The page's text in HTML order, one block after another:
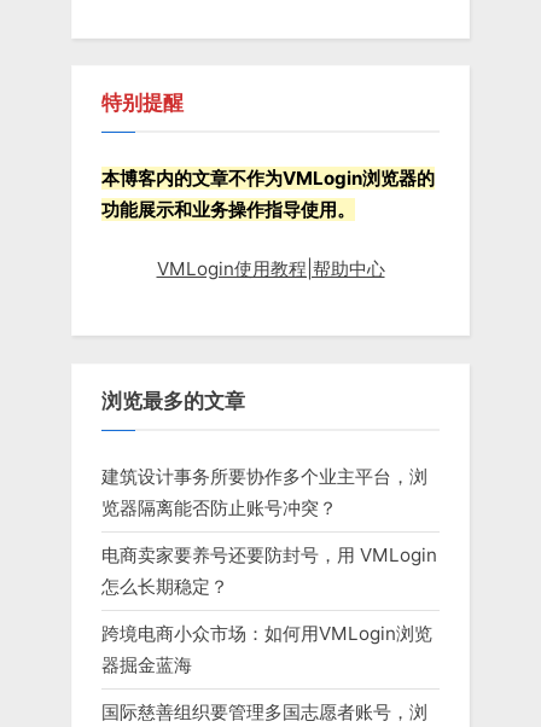
特别提醒
本博客内的文章不作为VMLogin浏览器的
功能展示和业务操作指导使用。
VMLogin使用教程|帮助中心
浏览最多的文章
建筑设计事务所要协作多个业主平台，浏
览器隔离能否防止账号冲突？
电商卖家要养号还要防封号，用 VMLogin
怎么长期稳定？
跨境电商小众市场：如何用VMLogin浏览
器掘金蓝海
国际慈善组织要管理多国志愿者账号，浏